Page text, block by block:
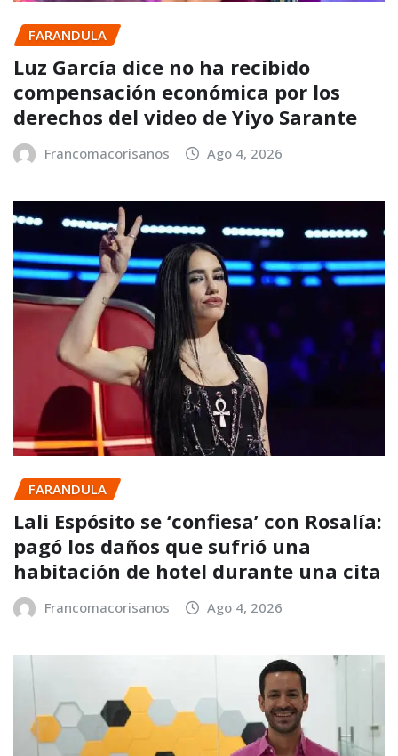
FARANDULA
Luz García dice no ha recibido
compensación económica por los
derechos del video de Yiyo Sarante
Francomacorisanos Ago 4, 2026
FARANDULA
Lali Espósito se ‘confiesa’ con Rosalía:
pagó los daños que sufrió una
habitación de hotel durante una cita
Francomacorisanos Ago 4, 2026